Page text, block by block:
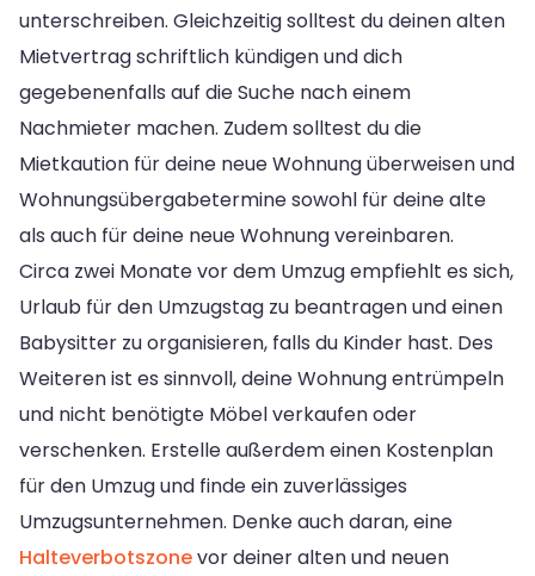
unterschreiben. Gleichzeitig solltest du deinen alten
Mietvertrag schriftlich kündigen und dich
gegebenenfalls auf die Suche nach einem
Nachmieter machen. Zudem solltest du die
Mietkaution für deine neue Wohnung überweisen und
Wohnungsübergabetermine sowohl für deine alte
als auch für deine neue Wohnung vereinbaren.
Circa zwei Monate vor dem Umzug empfiehlt es sich,
Urlaub für den Umzugstag zu beantragen und einen
Babysitter zu organisieren, falls du Kinder hast. Des
Weiteren ist es sinnvoll, deine Wohnung entrümpeln
und nicht benötigte Möbel verkaufen oder
verschenken. Erstelle außerdem einen Kostenplan
für den Umzug und finde ein zuverlässiges
Umzugsunternehmen. Denke auch daran, eine
Halteverbotszonevor deiner alten und neuen